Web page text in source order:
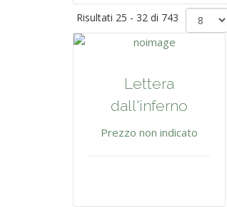
Risultati 25 - 32 di 743
Lettera
dall'inferno
Prezzo non indicato